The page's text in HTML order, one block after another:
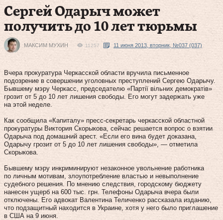
Сергей Одарыч может
получить до 10 лет тюрьмы
МАКСИМ МУХИН 11257 11 июня 2013, вторник, №037 (037)
Вчера прокуратура Черкасской области вручила письменное
подозрение в совершении уголовных преступлений Сергею Одарычу.
Бывшему мэру Черкасс, председателю «Партії вільних демократів»
грозит от 5 до 10 лет лишения свободы. Его могут задержать уже
на этой неделе.
Как сообщила «Капиталу» пресс-секретарь черкасской областной
прокуратуры Виктория Скорыкова, сейчас решается вопрос о взятии
Одарыча под домашний арест. «Если его вина будет доказана,
Одарычу грозит от 5 до 10 лет лишения свободы», — отметила
Скорыкова.
Бывшему мэру инкриминируют незаконное увольнение работника
по личным мотивам, злоупотребление властью и невыполнение
судебного решения. По мнению следствия, городскому бюджету
нанесен ущерб на 600 тыс. грн. Телефоны Одарыча вчера были
отключены. Его адвокат Валентина Теличенко рассказала изданию,
что подзащитный находится в Украине, хотя у него было приглашение
в США на 9 июня.